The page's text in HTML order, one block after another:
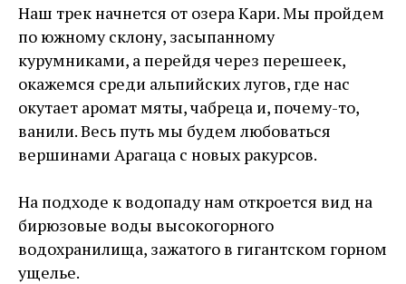
Наш трек начнется от озера Кари. Мы пройдем
по южному склону, засыпанному
курумниками, а перейдя через перешеек,
окажемся среди альпийских лугов, где нас
окутает аромат мяты, чабреца и, почему-то,
ванили. Весь путь мы будем любоваться
вершинами Арагаца с новых ракурсов.
На подходе к водопаду нам откроется вид на
бирюзовые воды высокогорного
водохранилища, зажатого в гигантском горном
ущелье.